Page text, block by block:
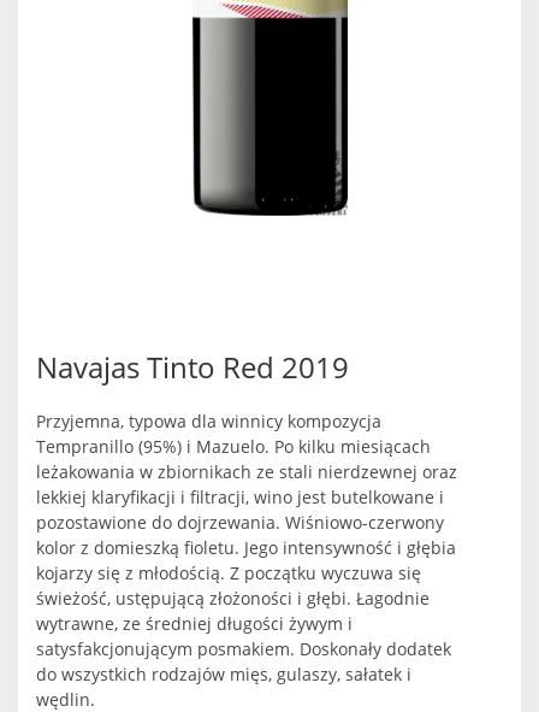
Navajas Tinto Red 2019
Przyjemna, typowa dla winnicy kompozycja
Tempranillo (95%) i Mazuelo. Po kilku miesiącach
leżakowania w zbiornikach ze stali nierdzewnej oraz
lekkiej klaryfikacji i filtracji, wino jest butelkowane i
pozostawione do dojrzewania. Wiśniowo-czerwony
kolor z domieszką fioletu. Jego intensywność i głębia
kojarzy się z młodością. Z początku wyczuwa się
świeżość, ustępującą złożoności i głębi. Łagodnie
wytrawne, ze średniej długości żywym i
satysfakcjonującym posmakiem. Doskonały dodatek
do wszystkich rodzajów mięs, gulaszy, sałatek i
wędlin.